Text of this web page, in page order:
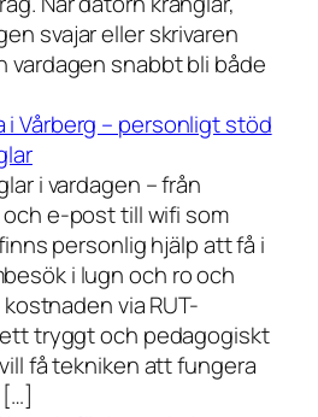
svajar eller skrivaren
vardagen snabbt bli både
i Vårberg – personligt stöd
i vardagen – från
e-post till wifi som
personlig hjälp att få i
i lugn och ro och
via RUT-
tryggt och pedagogiskt
få tekniken att fungera